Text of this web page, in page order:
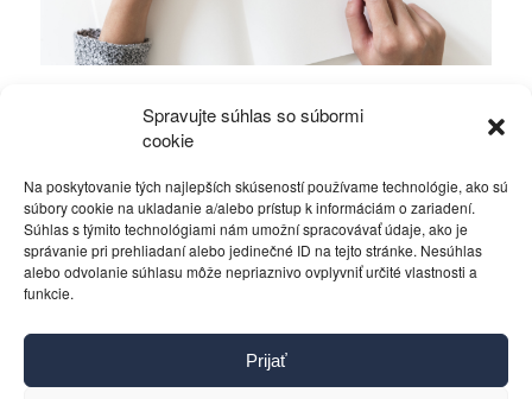
Spravujte súhlas so súbormi
cookie
Na poskytovanie tých najlepších skúseností používame technológie, ako sú
súbory cookie na ukladanie a/alebo prístup k informáciám o zariadení.
Súhlas s týmito technológiami nám umožní spracovávať údaje, ako je
správanie pri prehliadaní alebo jedinečné ID na tejto stránke. Nesúhlas
alebo odvolanie súhlasu môže nepriaznivo ovplyvniť určité vlastnosti a
funkcie.
Prijať
anti-blogy
Politika 24. júna 2013
Kontakt
Pravidlá používania